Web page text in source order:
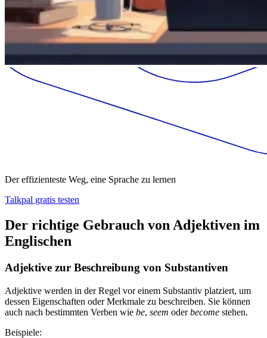
Der effizienteste Weg, eine Sprache zu lernen
Talkpal gratis testen
Der richtige Gebrauch von Adjektiven im
Englischen
Adjektive zur Beschreibung von Substantiven
Adjektive werden in der Regel vor einem Substantiv platziert, um
dessen Eigenschaften oder Merkmale zu beschreiben. Sie können
auch nach bestimmten Verben wie be, seem oderbecome stehen.
Beispiele: